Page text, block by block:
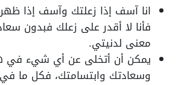
انا آسف إذا زعلتك وآسف إذا
فأنا لا أقدر على زعلك فبدون
معنى لدنيتي.
يمكن أن أتخلى عن أي شيء في
وسعادتك وابتسامتك، فكل ما في